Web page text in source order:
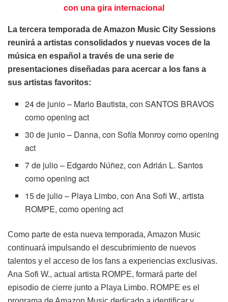
con una gira internacional
La tercera temporada de Amazon Music City Sessions
reunirá a artistas consolidados y nuevas voces de la
música en español a través de una serie de
presentaciones diseñadas para acercar a los fans a
sus artistas favoritos:
24 de junio – Mario Bautista, con SANTOS BRAVOS
como opening act
30 de junio – Danna, con Sofía Monroy como opening
act
7 de julio – Edgardo Núñez, con Adrián L. Santos
como opening act
15 de julio – Playa Limbo, con Ana Sofi W., artista
ROMPE, como opening act
Como parte de esta nueva temporada, Amazon Music
continuará impulsando el descubrimiento de nuevos
talentos y el acceso de los fans a experiencias exclusivas.
Ana Sofi W., actual artista ROMPE, formará parte del
episodio de cierre junto a Playa Limbo. ROMPE es el